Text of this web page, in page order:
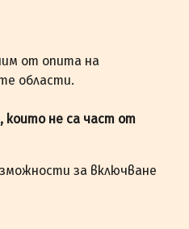
от опита на
области.
които не са част от
за включване